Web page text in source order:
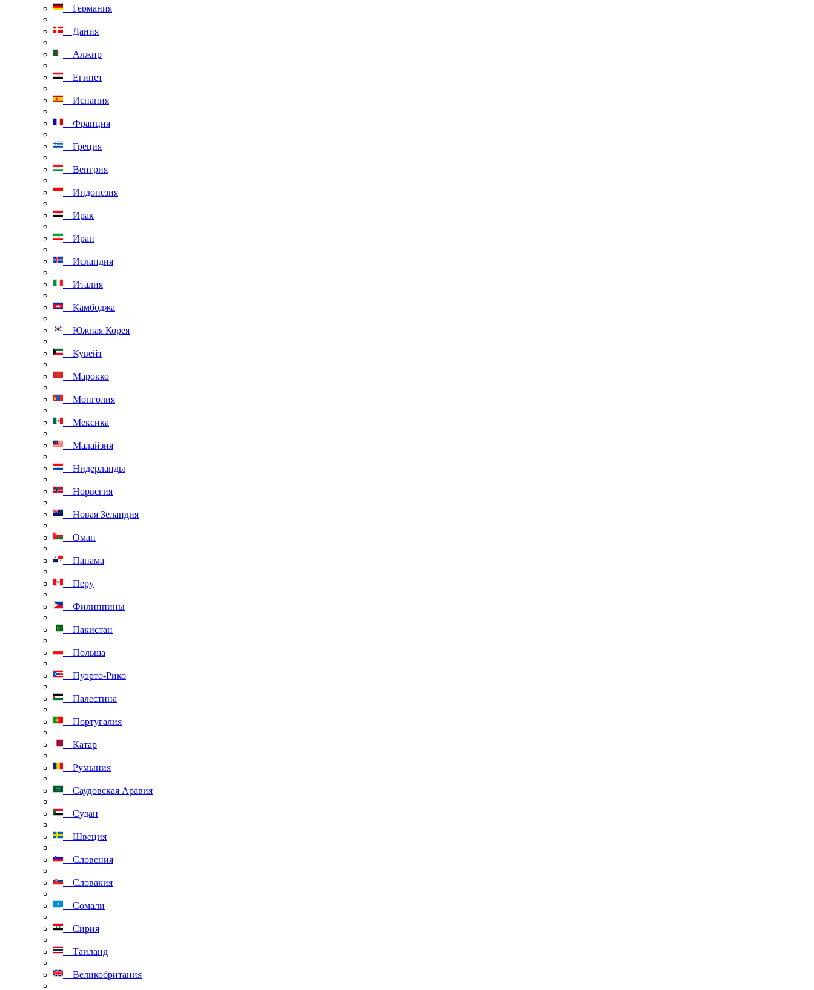
Германия
Дания
Алжир
Египет
Испания
Франция
Греция
Венгрия
Индонезия
Ирак
Иран
Исландия
Италия
Камбоджа
Южная Корея
Кувейт
Марокко
Монголия
Мексика
Малайзия
Нидерланды
Норвегия
Новая Зеландия
Оман
Панама
Перу
Филиппины
Пакистан
Польша
Пуэрто-Рико
Палестина
Португалия
Катар
Румыния
Саудовская Аравия
Судан
Швеция
Словения
Словакия
Сомали
Сирия
Таиланд
Великобритания